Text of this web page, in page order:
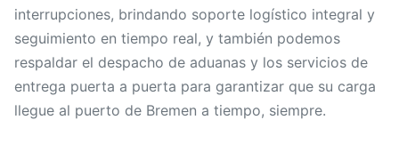
interrupciones, brindando soporte logístico integral y
seguimiento en tiempo real, y también podemos
respaldar el despacho de aduanas y los servicios de
entrega puerta a puerta para garantizar que su carga
llegue al puerto de Bremen a tiempo, siempre.